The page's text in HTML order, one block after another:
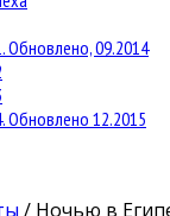
Обновлено, 09.2014
Обновлено 12.2015
/ Ночью в